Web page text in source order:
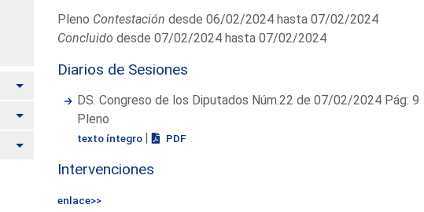
Alternar
Alternar
Alternar
Pleno Contestación desde 06/02/2024 hasta 07/02/2024
Concluido desde 07/02/2024 hasta 07/02/2024
Diarios de Sesiones
DS. Congreso de los Diputados Núm.22 de 07/02/2024 Pág: 9
Pleno
texto íntegro | PDF
Intervenciones
enlace>>